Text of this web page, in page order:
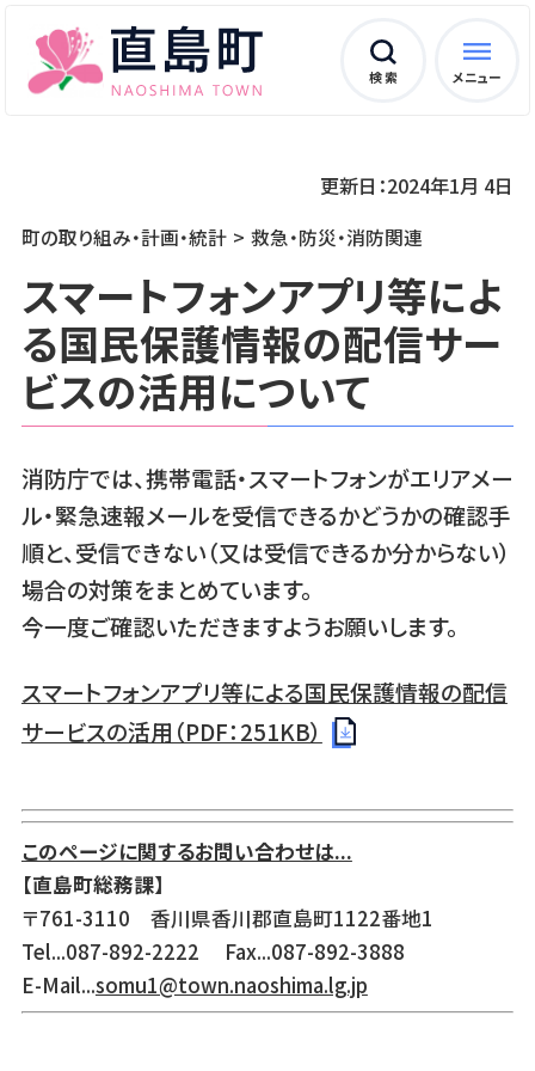
検 索 メニュー
町の取り組み・計画・統計 救急・防災・消防関連
更新日：2024年1月 4日
スマートフォンアプリ等によ
る国民保護情報の配信サー
ビスの活用について
消防庁では、携帯電話・スマートフォンがエリアメー
ル・緊急速報メールを受信できるかどうかの確認手
順と、受信できない（又は受信できるか分からない）
場合の対策をまとめています。
今一度ご確認いただきますようお願いします。
スマートフォンアプリ等による国民保護情報の配信
サービスの活用（PDF：251KB）
このページに関するお問い合わせは...
【直島町総務課】
〒761-3110 香川県香川郡直島町1122番地1
Tel...087-892-2222 Fax...087-892-3888
E-Mail...somu1@town.naoshima.lg.jp